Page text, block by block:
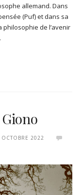
allemand. Dans
(Puf) et dans sa
philosophie de l’avenir
2022